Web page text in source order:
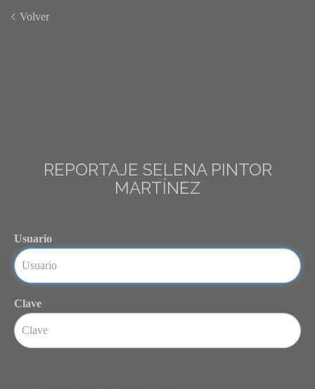
Volver
REPORTAJE SELENA PINTOR
MARTÍNEZ
Usuario
Clave